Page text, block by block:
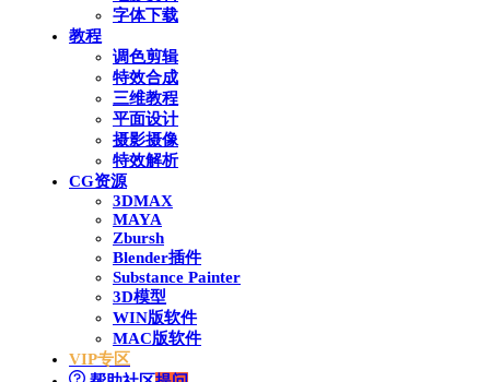
字体下载
教程
调色剪辑
特效合成
三维教程
平面设计
摄影摄像
特效解析
CG资源
3DMAX
MAYA
Zbursh
Blender插件
Substance Painter
3D模型
WIN版软件
MAC版软件
VIP专区